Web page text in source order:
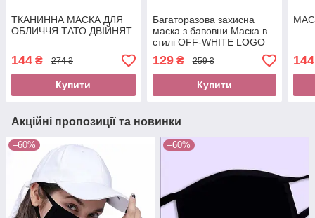
ТКАНИННА МАСКА ДЛЯ
ОБЛИЧЧЯ ТАТО ДВІЙНЯТ
144 ₴ 274 ₴
Купити
Багаторазова захисна
маска з бавовни Маска в
стилі OFF-WHITE LOGO
Офф Вайт unisex
двошарова трикотажна
129₴ 259 ₴
Купити
144
Акційні пропозиції та новинки
–60% –60%